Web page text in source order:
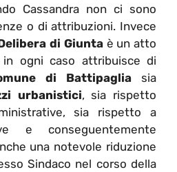
Cassandra non ci sono
o di attribuzioni. Invece
di Giuntaè un atto
ogni caso attribuisce di
di Battipagliasia
urbanistici, sia rispetto
sia rispetto a
e conseguentemente
una notevole riduzione
Sindaco nel corso della